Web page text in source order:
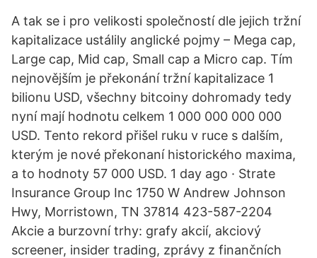
A tak se i pro velikosti společností dle jejich tržní
kapitalizace ustálily anglické pojmy – Mega cap,
Large cap, Mid cap, Small cap a Micro cap. Tím
nejnovějším je překonání tržní kapitalizace 1
bilionu USD, všechny bitcoiny dohromady tedy
nyní mají hodnotu celkem 1 000 000 000 000
USD. Tento rekord přišel ruku v ruce s dalším,
kterým je nové překonaní historického maxima,
a to hodnoty 57 000 USD. 1 day ago · Strate
Insurance Group Inc 1750 W Andrew Johnson
Hwy, Morristown, TN 37814 423-587-2204
Akcie a burzovní trhy: grafy akcií, akciový
screener, insider trading, zprávy z finančních